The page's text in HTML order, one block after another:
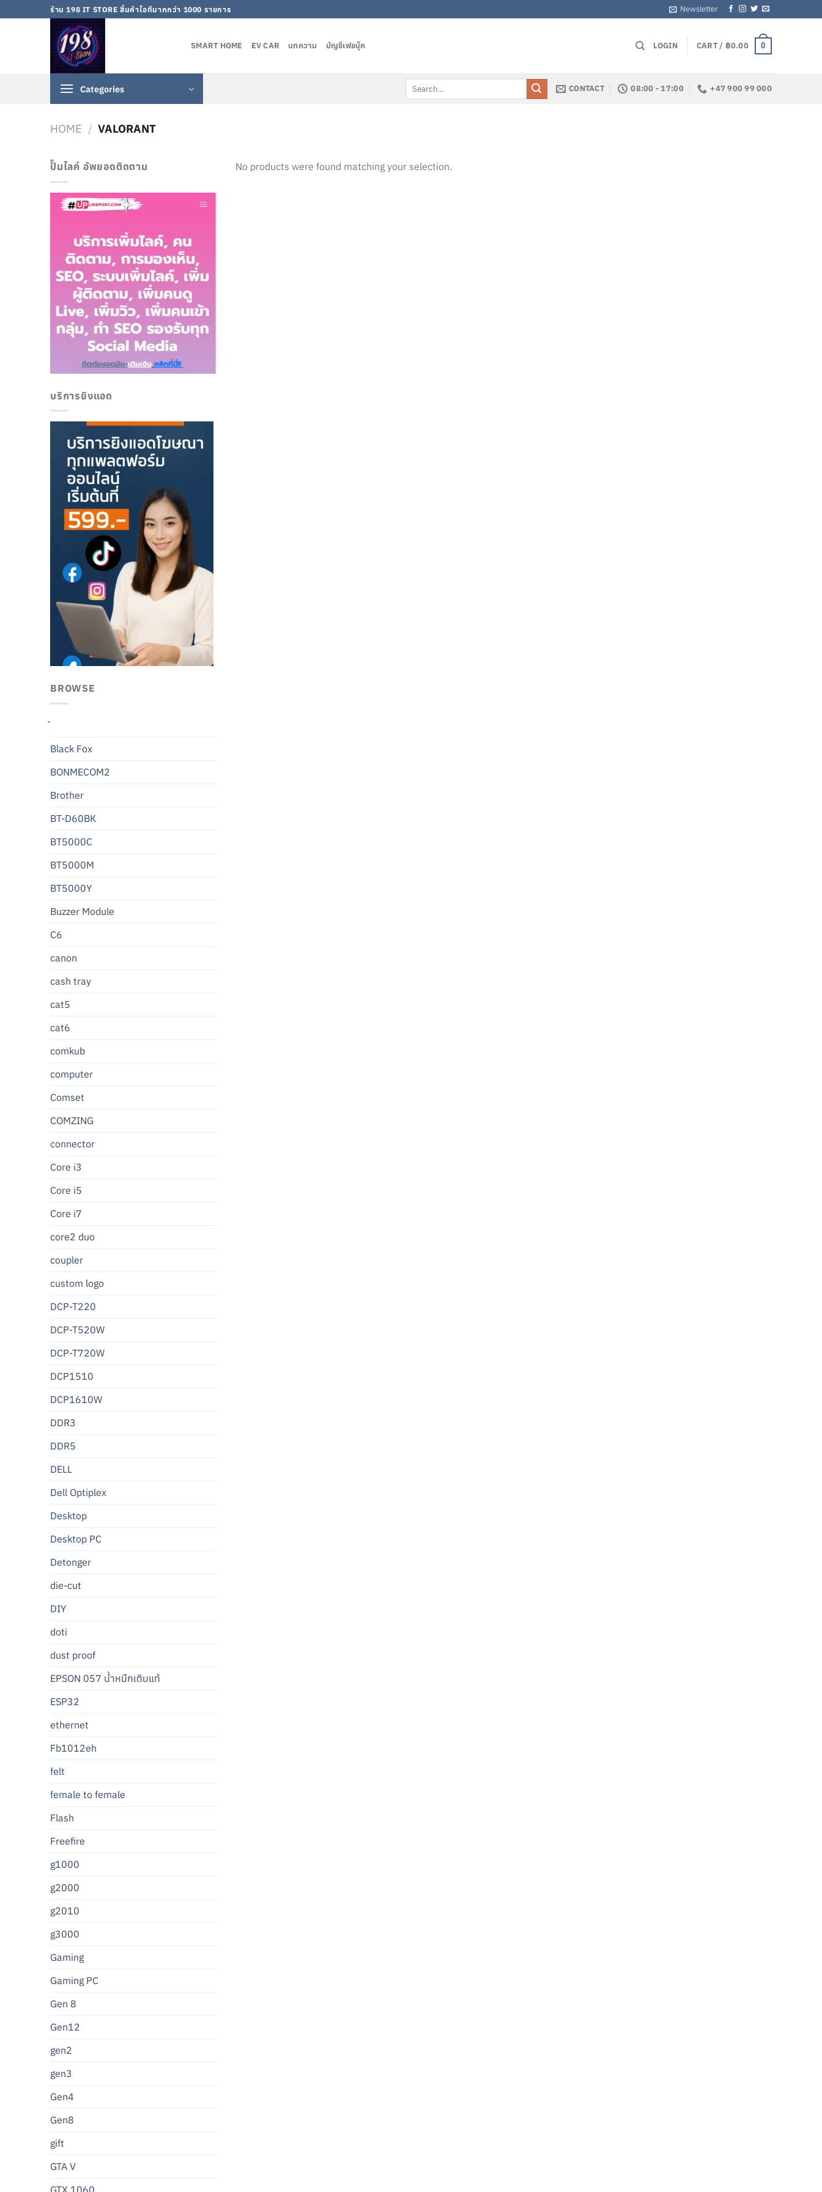
to
ร้าน 198 IT STORE สิ้นค้าไอทีมากกว่า 1000 รายการ Newsletter
SMART HOME EV CAR บทความ บัญชีเฟชบุ๊ค LOGIN CART / ฿0.00 0
Categories
Search
for:
CONTACT 08:00 - 17:00 +47 900 99 000
HOME / VALORANT
ปั๊มไลค์ อัพยอดติดตาม
บริการยิงแอด
BROWSE
Black Fox
BONMECOM2
Brother
BT-D60BK
BT5000C
BT5000M
BT5000Y
Buzzer Module
C6
canon
cash tray
cat5
cat6
comkub
computer
Comset
COMZING
connector
Core i3
Core i5
Core i7
core2 duo
coupler
custom logo
DCP-T220
DCP-T520W
DCP-T720W
DCP1510
DCP1610W
DDR3
DDR5
DELL
Dell Optiplex
Desktop
Desktop PC
Detonger
die-cut
DIY
doti
dust proof
EPSON 057 น้ำหมึกเติมแท้
ESP32
ethernet
Fb1012eh
felt
female to female
Flash
Freefire
g1000
g2000
g2010
g3000
Gaming
Gaming PC
Gen 8
Gen12
gen2
gen3
Gen4
Gen8
gift
GTA V
GTX 1060
No products were found matching your selection.